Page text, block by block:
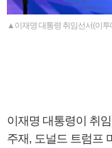
▲이재명 대통령 취임선서(이투
이재명 대통령이 취
주재, 도널드 트럼프